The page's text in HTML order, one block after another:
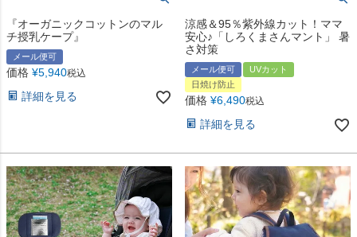
『オーガニックコットンのマル
チ授乳ケープ』
メール便可
価格 ¥5,940税込
詳細を見る
涼感＆95％紫外線カット！ママ
安心♪「しろくまさんマント」 暑
さ対策
メール便可
UVカット
日焼け防止
価格 ¥6,490税込
詳細を見る